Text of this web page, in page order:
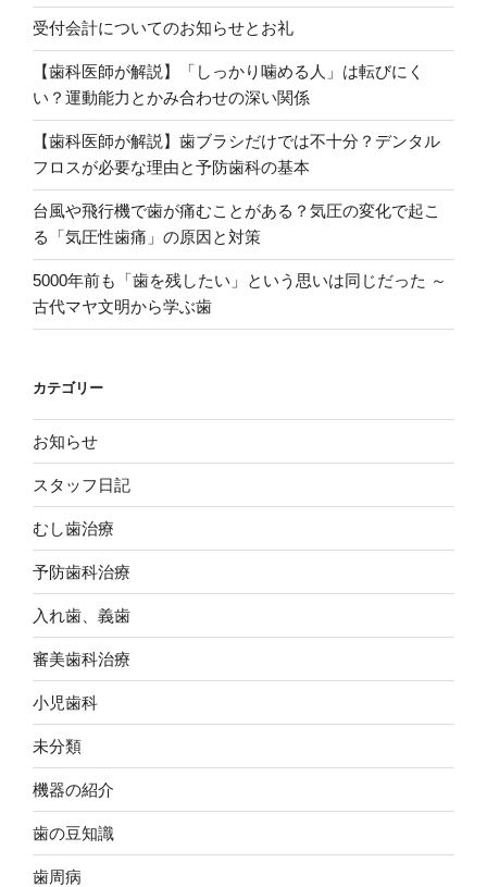
っ
て
滑
良
く
な
る！
パ
カ
の
受付会計についてのお知らせとお礼
【歯科医師が解説】「しっかり噛める人」は転びにく
い？運動能力とかみ合わせの深い関係
【歯科医師が解説】歯ブラシだけでは不十分？デンタル
フロスが必要な理由と予防歯科の基本
台風や飛行機で歯が痛むことがある？気圧の変化で起こ
る「気圧性歯痛」の原因と対策
5000年前も「歯を残したい」という思いは同じだった ～
古代マヤ文明から学ぶ歯
カテゴリー
お知らせ
スタッフ日記
むし歯治療
予防歯科治療
入れ歯、義歯
審美歯科治療
小児歯科
未分類
機器の紹介
歯の豆知識
歯周病